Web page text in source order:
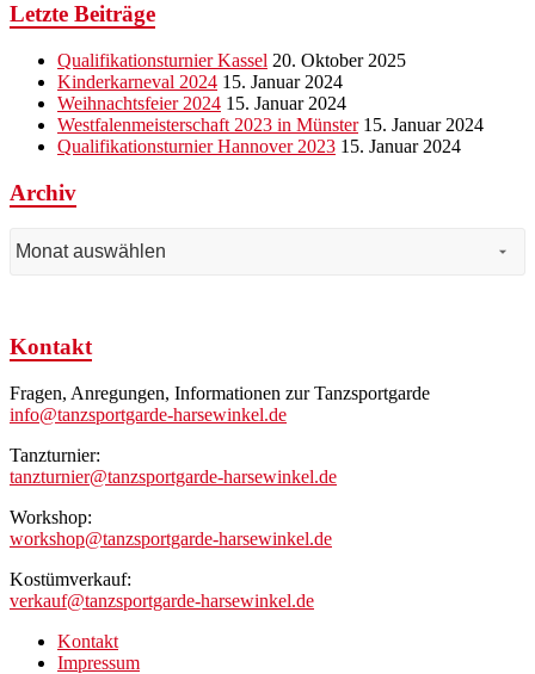
Letzte Beiträge
Qualifikationsturnier Kassel 20. Oktober 2025
Kinderkarneval 2024 15. Januar 2024
Weihnachtsfeier 2024 15. Januar 2024
Westfalenmeisterschaft 2023 in Münster 15. Januar 2024
Qualifikationsturnier Hannover 2023 15. Januar 2024
Archiv
Kontakt
Fragen, Anregungen, Informationen zur Tanzsportgarde
info@tanzsportgarde-harsewinkel.de
Tanzturnier:
tanzturnier@tanzsportgarde-harsewinkel.de
Workshop:
workshop@tanzsportgarde-harsewinkel.de
Kostümverkauf:
verkauf@tanzsportgarde-harsewinkel.de
Kontakt
Impressum